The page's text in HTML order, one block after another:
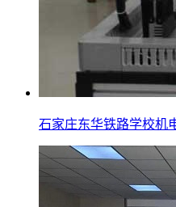
石家庄东华铁路学校机